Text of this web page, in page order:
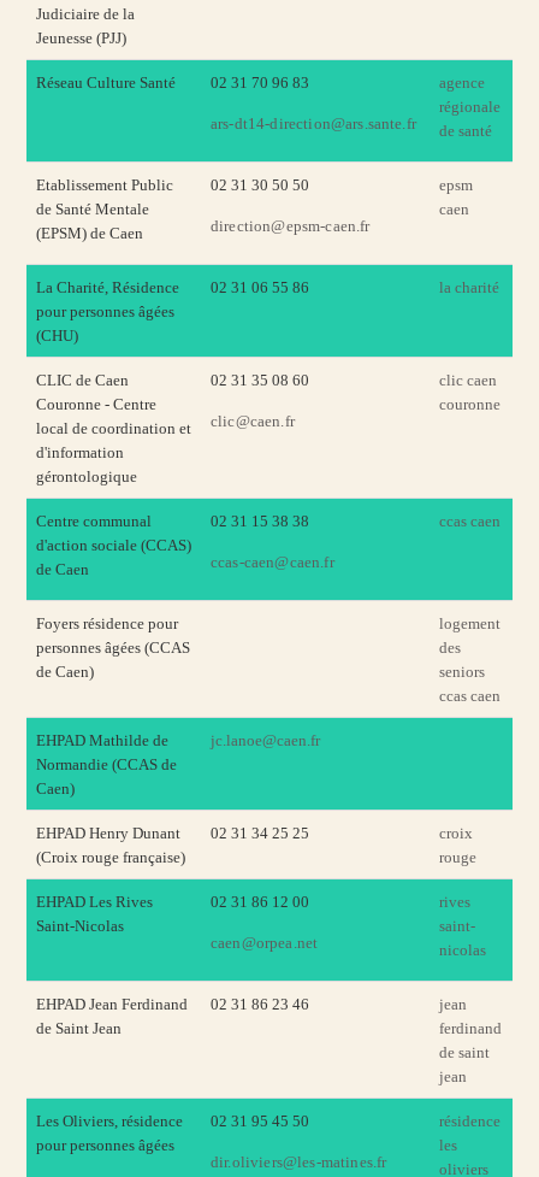
Judiciaire de la
Jeunesse (PJJ)
Réseau Culture Santé 02 31 70 96 83
ars-dt14-direction@ars.sante.fr
agence
régionale
de santé
Etablissement Public
de Santé Mentale
(EPSM) de Caen
02 31 30 50 50
direction@epsm-caen.fr
epsm
caen
La Charité, Résidence
pour personnes âgées
(CHU)
02 31 06 55 86 la charité
CLIC de Caen
Couronne - Centre
local de coordination et
d'information
gérontologique
02 31 35 08 60
clic@caen.fr
clic caen
couronne
Centre communal
d'action sociale (CCAS)
de Caen
02 31 15 38 38
ccas-caen@caen.fr
ccas caen
Foyers résidence pour
personnes âgées (CCAS
de Caen)
logement
des
seniors
ccas caen
EHPAD Mathilde de
Normandie (CCAS de
Caen)
jc.lanoe@caen.fr
EHPAD Henry Dunant
(Croix rouge française)
02 31 34 25 25
croix
rouge
EHPAD Les Rives
Saint-Nicolas
02 31 86 12 00
caen@orpea.net
rives
saint-
nicolas
EHPAD Jean Ferdinand
de Saint Jean
02 31 86 23 46
jean
ferdinand
de saint
jean
Les Oliviers, résidence
pour personnes âgées
02 31 95 45 50
dir.oliviers@les-matines.fr
résidence
les
oliviers